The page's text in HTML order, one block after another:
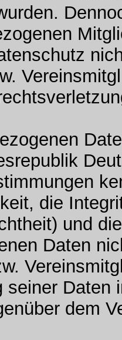
die
und
Daten
seiner Daten
dem